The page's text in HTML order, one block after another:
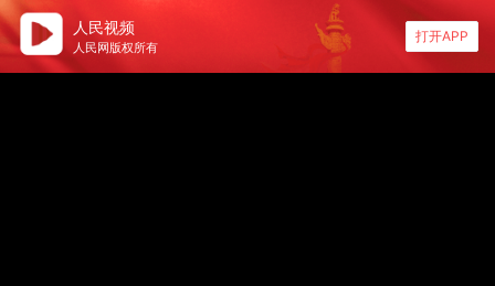
人民视频
人民网版权所有
打开APP